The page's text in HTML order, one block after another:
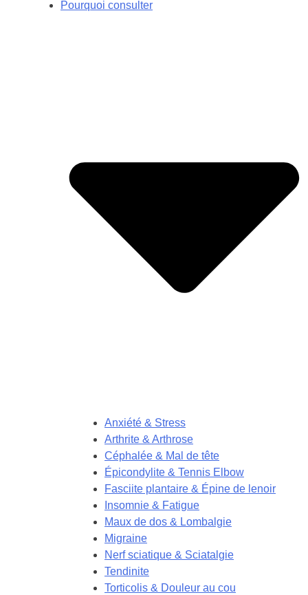
Pourquoi consulter
Anxiété & Stress
Arthrite & Arthrose
Céphalée & Mal de tête
Épicondylite & Tennis Elbow
Fasciite plantaire & Épine de lenoir
Insomnie & Fatigue
Maux de dos & Lombalgie
Migraine
Nerf sciatique & Sciatalgie
Tendinite
Torticolis & Douleur au cou